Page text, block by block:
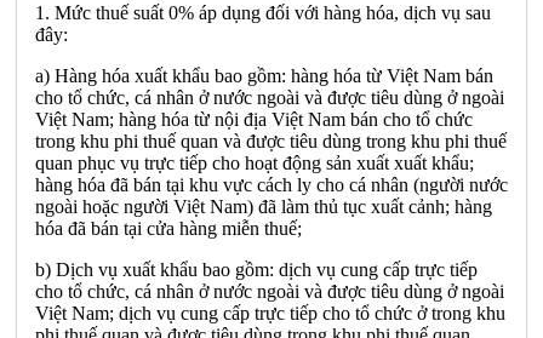
1. Mức thuế suất 0% áp dụng đối với hàng hóa, dịch vụ sau
đây:
a) Hàng hóa xuất khẩu bao gồm: hàng hóa từ Việt Nam bán
cho tổ chức, cá nhân ở nước ngoài và được tiêu dùng ở ngoài
Việt Nam; hàng hóa từ nội địa Việt Nam bán cho tổ chức
trong khu phi thuế quan và được tiêu dùng trong khu phi thuế
quan phục vụ trực tiếp cho hoạt động sản xuất xuất khẩu;
hàng hóa đã bán tại khu vực cách ly cho cá nhân (người nước
ngoài hoặc người Việt Nam) đã làm thủ tục xuất cảnh; hàng
hóa đã bán tại cửa hàng miễn thuế;
b) Dịch vụ xuất khẩu bao gồm: dịch vụ cung cấp trực tiếp
cho tổ chức, cá nhân ở nước ngoài và được tiêu dùng ở ngoài
Việt Nam; dịch vụ cung cấp trực tiếp cho tổ chức ở trong khu